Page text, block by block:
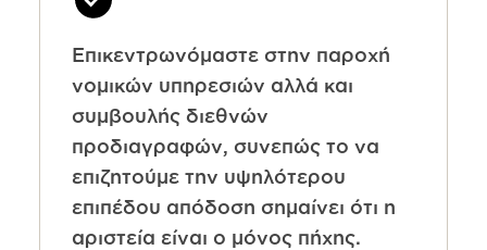
Επικεντρωνόμαστε στην παροχή
νομικών υπηρεσιών αλλά και
συμβουλής διεθνών
προδιαγραφών, συνεπώς το να
επιζητούμε την υψηλότερου
επιπέδου απόδοση σημαίνει ότι η
αριστεία είναι ο μόνος πήχης.